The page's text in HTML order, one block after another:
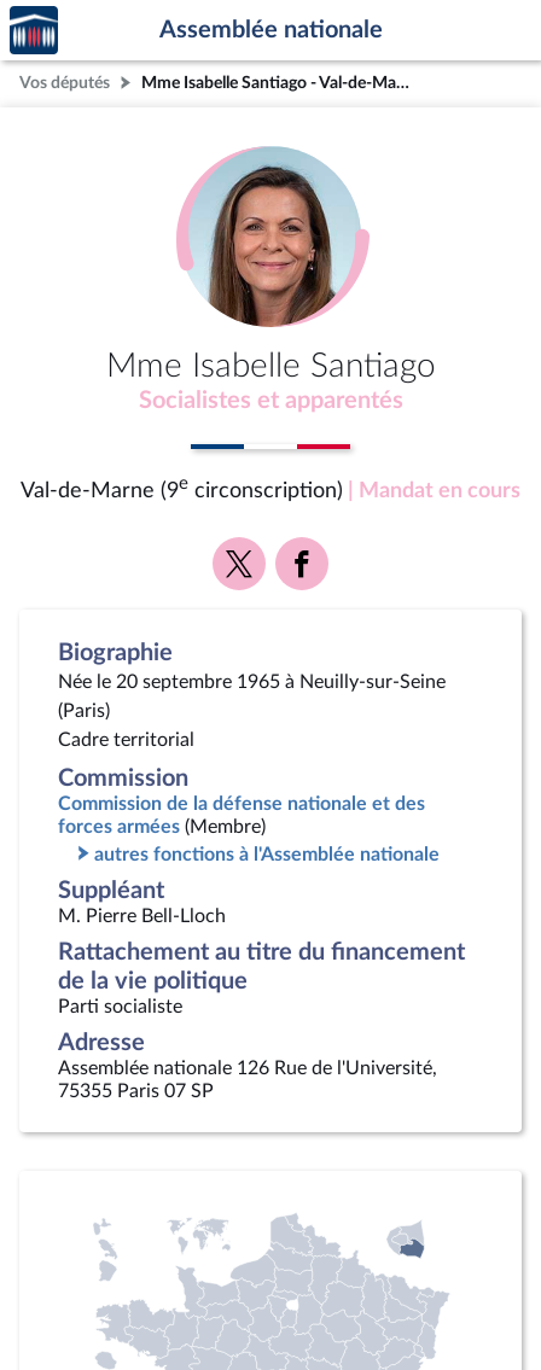
Aller au contenu
Aller en bas de la page
Accèder
à la
page
d'accueil
Assemblée nationale
Vos députés Mme Isabelle Santiago - Val-de-Marne (9e circonscription)
Mme Isabelle Santiago
Socialistes et apparentés
Val-de-Marne (9e circonscription) | Mandat en cours
Voir
la
Voir
la
Biographie
Née le 20 septembre 1965 à Neuilly-sur-Seine
(Paris)
Cadre territorial
Commission
Commission de la défense nationale et des
forces armées (Membre)
autres fonctions à l'Assemblée nationale
Suppléant
M. Pierre Bell-Lloch
Rattachement au titre du financement
de la vie politique
Parti socialiste
Adresse
Assemblée nationale 126 Rue de l'Université,
75355 Paris 07 SP